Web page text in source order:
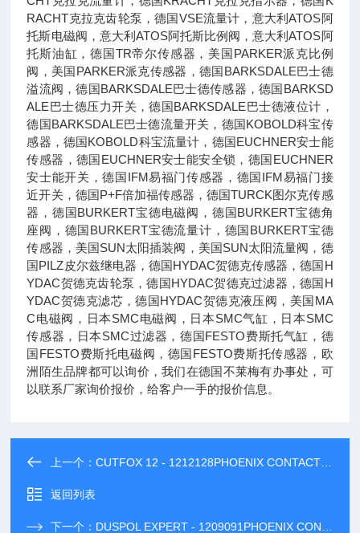
RACHT克拉克齿轮泵，德国VSE流量计，意大利ATOS阿
托斯电磁阀，意大利ATOS阿托斯比例阀，意大利ATOS阿
托斯油缸，德国TR帝尔传感器，美国PARKER派克比例
阀，美国PARKER派克传感器，德国BARKSDALE巴士德
溢流阀，德国BARKSDALE巴士德传感器，德国BARKSD
ALE巴士德压力开关，德国BARKSDALE巴士德液位计，
德国BARKSDALE巴士德流量开关，德国KOBOLD科宝传
感器，德国KOBOLD科宝流量计，德国EUCHNER安士能
传感器，德国EUCHNER安士能安全锁，德国EUCHNER
安士能开关，德国IFM易福门传感器，德国IFM易福门接
近开关，德国P+F倍加福传感器，德国TURCK图尔克传感
器，德国BURKERT宝德电磁阀，德国BURKERT宝德角
座阀，德国BURKERT宝德流量计，德国BURKERT宝德
传感器，美国SUN太阳插装阀，美国SUN太阳流量阀，德
国PILZ皮尔兹继电器，德国HYDAC贺德克传感器，德国H
YDAC贺德克齿轮泵，德国HYDAC贺德克过滤器，德国H
YDAC贺德克滤芯，德国HYDAC贺德克液压阀，美国MA
C电磁阀，日本SMC电磁阀，日本SMC气缸，日本SMC
传感器，日本SMC过滤器，德国FESTO费斯托气缸，德
国FESTO费斯托电磁阀，德国FESTO费斯托传感器，欧
洲陌生品牌都可以询价，我们在德国不莱梅有办事处，可
以联系厂家询价报价，给客户一手的报价信息。
上一个：CUTFOX 12 - 1212128PHOENIX CONTACT菲尼克斯电气电缆切割工具
返回列表
下一个： DUSPOL EXPERT - 1209091PHOENIX CONTACT菲尼克斯电气电压测试仪